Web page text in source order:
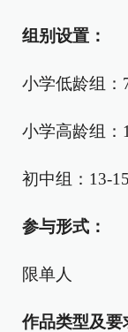
组别设置 ：
小学低龄组：
小学高龄组：
初中组：13-
参与形式 ：
限单人
作品类型及要